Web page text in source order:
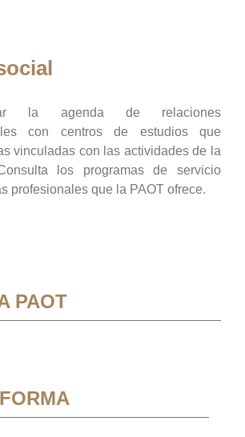
la agenda de relaciones
con centros de estudios que
vinculadas con las actividades de la
los programas de servicio
profesionales que la PAOT ofrece.
PAOT